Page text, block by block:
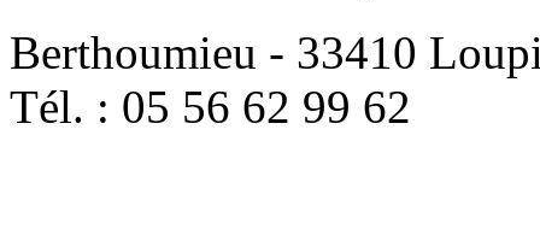
Berthoumieu - 33410
Tél. : 05 56 62 99 62